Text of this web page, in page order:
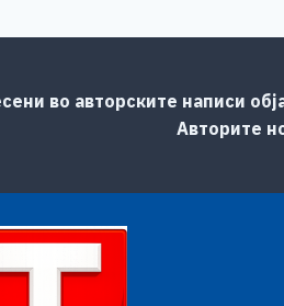
во авторските написи
Авторите